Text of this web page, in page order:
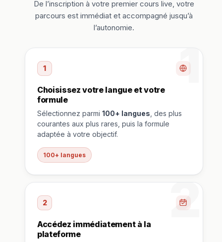
De l’inscription à votre premier cours live, votre
parcours est immédiat et accompagné jusqu’à
l’autonomie.
1
1
Choisissez votre langue et votre
formule
Sélectionnez parmi 100+ langues , des plus
courantes aux plus rares, puis la formule
adaptée à votre objectif.
100+ langues
2
2
Accédez immédiatement à la
plateforme